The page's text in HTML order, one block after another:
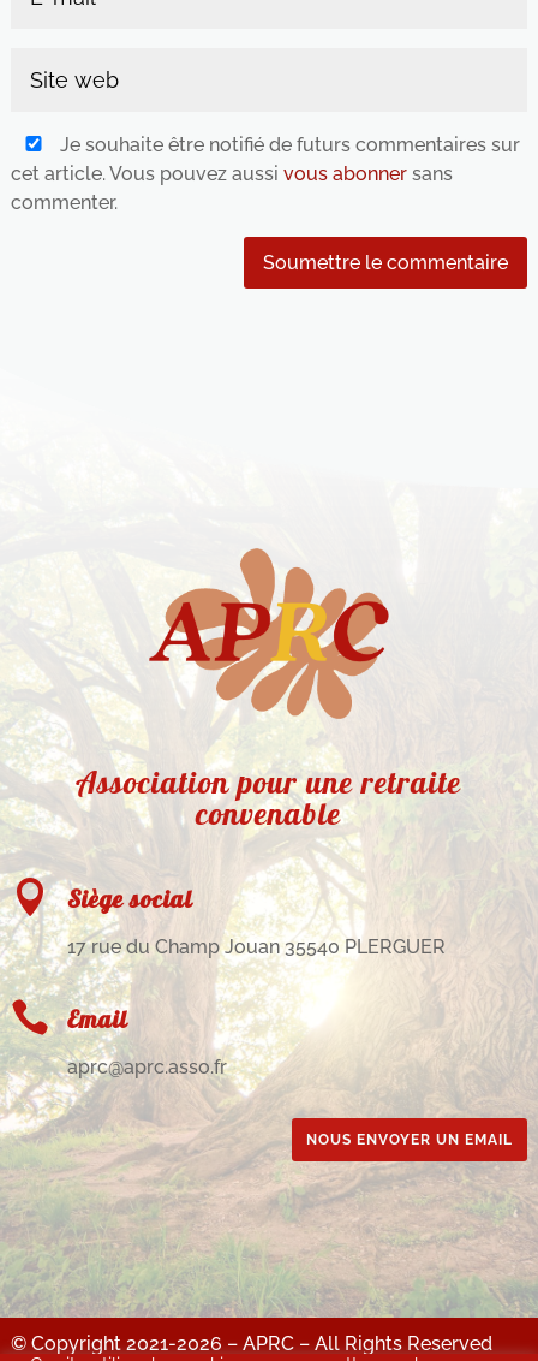
Je souhaite être notifié de futurs commentaires sur
cet article. Vous pouvez aussi vous abonnersans
commenter.
Soumettre le commentaire
Association pour une retraite
convenable
 Siège social
17 rue du Champ Jouan 35540 PLERGUER
 Email
aprc@aprc.asso.fr
NOUS ENVOYER UN EMAIL
© Copyright 2021-2026 – APRC – All Rights Reserved